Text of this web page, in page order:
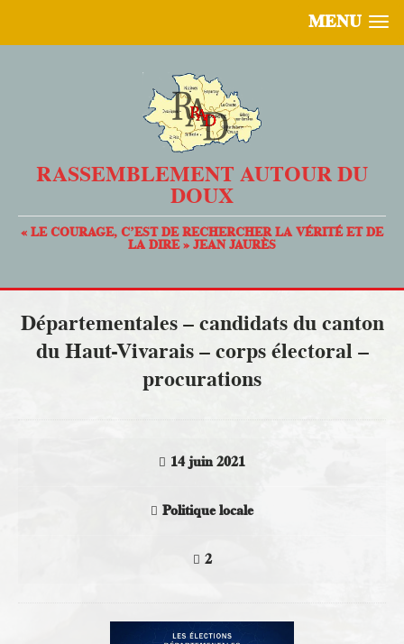
MENU
RASSEMBLEMENT AUTOUR DU
DOUX
« LE COURAGE, C’EST DE RECHERCHER LA VÉRITÉ ET DE
LA DIRE » JEAN JAURÈS
Départementales – candidats du canton
du Haut-Vivarais – corps électoral –
procurations
14 juin 2021
Politique locale
2